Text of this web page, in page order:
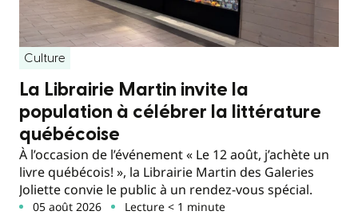
Culture
La Librairie Martin invite la
population à célébrer la littérature
québécoise
À l’occasion de l’événement « Le 12 août, j’achète un
livre québécois! », la Librairie Martin des Galeries
Joliette convie le public à un rendez-vous spécial.
05 août 2026 Lecture < 1 minute